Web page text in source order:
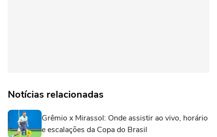
Notícias relacionadas
Grêmio x Mirassol: Onde assistir ao vivo, horário
e escalações da Copa do Brasil